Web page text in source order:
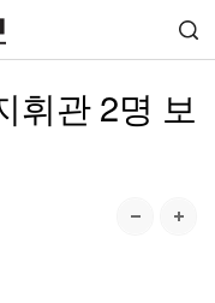
휘관 2명 보